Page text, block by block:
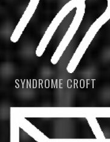
SYNDROME CROFT